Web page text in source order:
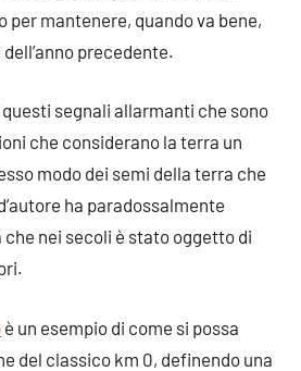
mantenere, quando va bene,
precedente.
questi segnali allarmanti che sono
che considerano la terra un
modo dei semi della terra che
ha paradossalmente
nei secoli è stato oggetto di
è un esempio di come si possa
del classico km 0, definendo una